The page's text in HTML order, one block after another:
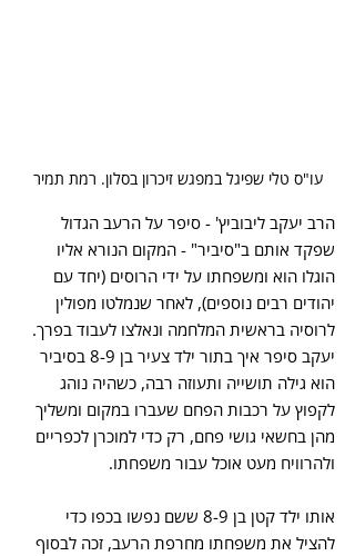
עו"ס טלי שפיגל במפגש זיכרון בסלון. רמת תמיר
הרב יעקב ליבוביץ' - סיפר על הרעב הגדול
שפקד אותם ב"סיביר" - המקום הנורא אליו
הוגלו הוא ומשפחתו על ידי הרוסים (יחד עם
יהודים רבים נוספים), לאחר שנמלטו מפולין
לרוסיה בראשית המלחמה ונאלצו לעבוד בפרך.
יעקב סיפר איך בתור ילד צעיר בן 8-9 בסיביר
הוא גילה תושייה ותעוזה רבה, כשהיה נוהג
לקפוץ על רכבות הפחם שעברו במקום ומשליך
מהן בחשאי גושי פחם, רק כדי למוכרן לכפריים
ולהרוויח מעט אוכל עבור משפחתו.
אותו ילד קטן בן 8-9 ששם נפשו בכפו כדי
להציל את משפחתו מחרפת הרעב, זכה לבסוף